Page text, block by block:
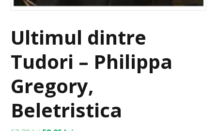
Ultimul dintre
Tudori – Philippa
Gregory,
Beletristica